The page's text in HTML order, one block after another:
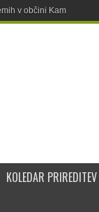
v občini Kamnik
KOLEDAR PRIREDITEV